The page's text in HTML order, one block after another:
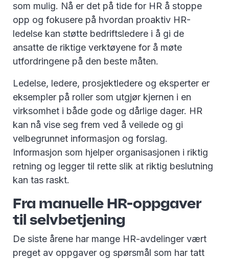
som mulig. Nå er det på tide for HR å stoppe
opp og fokusere på hvordan proaktiv HR-
ledelse kan støtte bedriftsledere i å gi de
ansatte de riktige verktøyene for å møte
utfordringene på den beste måten.
Ledelse, ledere, prosjektledere og eksperter er
eksempler på roller som utgjør kjernen i en
virksomhet i både gode og dårlige dager. HR
kan nå vise seg frem ved å veilede og gi
velbegrunnet informasjon og forslag.
Informasjon som hjelper organisasjonen i riktig
retning og legger til rette slik at riktig beslutning
kan tas raskt.
Fra manuelle HR-oppgaver
til selvbetjening
De siste årene har mange HR-avdelinger vært
preget av oppgaver og spørsmål som har tatt